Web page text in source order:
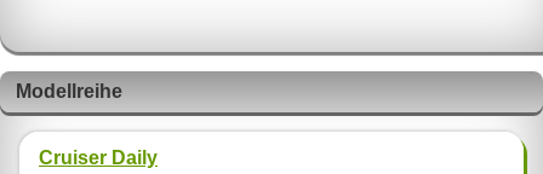
Modellreihe
Cruiser Daily